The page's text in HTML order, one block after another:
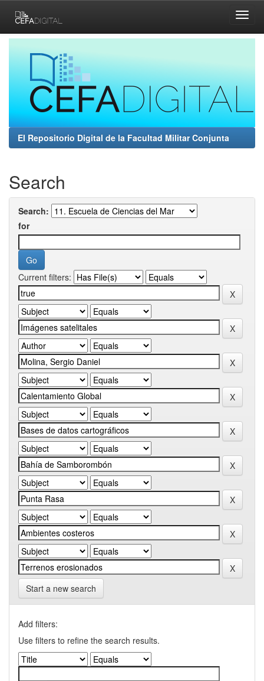
navigation
El Repositorio Digital de la Facultad Militar Conjunta
Search
Search:
for
Current filters:
Start a new search
Add filters:
Use filters to refine the search results.